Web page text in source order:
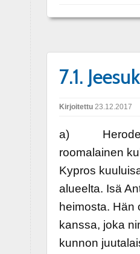
7.1.
Kirjoitettu23.12.2017
a) Herodes
roomalainen
Kypros
alueelta. Isä
heimosta. Hän
kanssa, joka
kunnon